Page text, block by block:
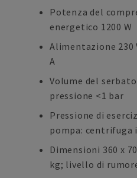
Potenza del
energetico 1200 W
Alimentazione 230
A
Volume del
pressione <1 bar
Pressione di
pompa: centrifuga
Dimensioni 360 x
kg; livello di